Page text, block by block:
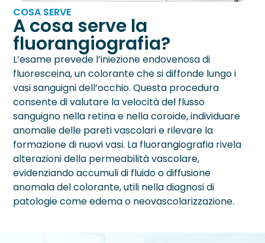
COSA SERVE
A cosa serve la
fluorangiografia?
L’esame prevede l’iniezione endovenosa di
fluoresceina, un colorante che si diffonde lungo i
vasi sanguigni dell’occhio. Questa procedura
consente di valutare la velocità del flusso
sanguigno nella retina e nella coroide, individuare
anomalie delle pareti vascolari e rilevare la
formazione di nuovi vasi. La fluorangiografia rivela
alterazioni della permeabilità vascolare,
evidenziando accumuli di fluido o diffusione
anomala del colorante, utili nella diagnosi di
patologie come edema o neovascolarizzazione.
Tonometria
Topografia Corneale